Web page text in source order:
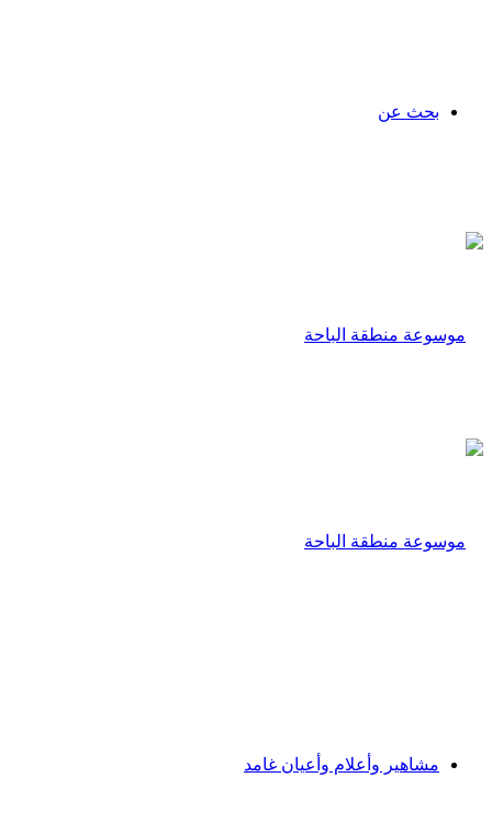
بحث عن
مشاهير وأعلام وأعيان غامد